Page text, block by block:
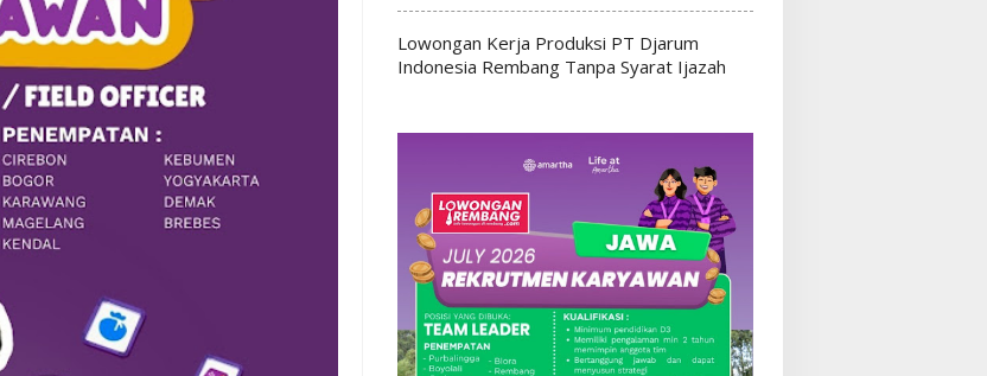
Lowongan Kerja Produksi PT Djarum
Indonesia Rembang Tanpa Syarat Ijazah